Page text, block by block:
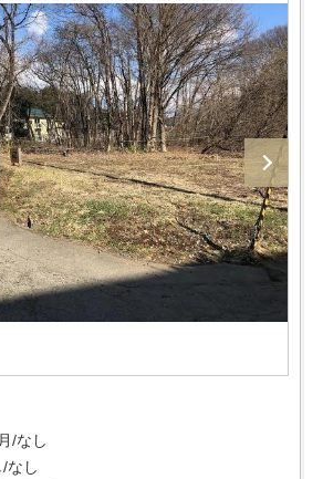
/なし
なし